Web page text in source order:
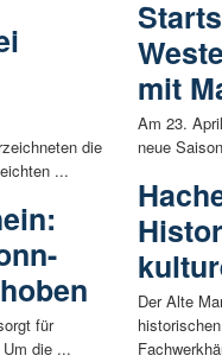
die
...
für
die ...
mit
Am 23.
neue
Der Alte